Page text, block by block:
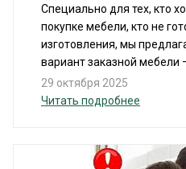
Специально для тех, кто
покупке мебели, кто не
изготовления, мы
вариант заказной мебели
29 октября 2025
Читать подробнее